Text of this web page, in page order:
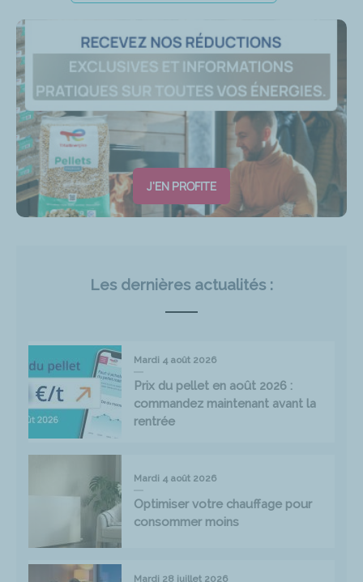
J'EN PROFITE
Les dernières actualités :
Mardi 4 août 2026
Prix du pellet en août 2026 :
commandez maintenant avant la
rentrée
Mardi 4 août 2026
Optimiser votre chauffage pour
consommer moins
Mardi 28 juillet 2026